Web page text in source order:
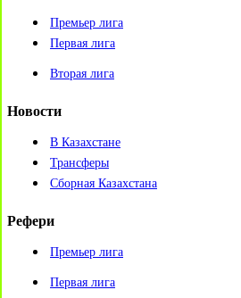
Премьер лига
Первая лига
Вторая лига
Новости
В Казахстане
Трансферы
Сборная Казахстана
Рефери
Премьер лига
Первая лига